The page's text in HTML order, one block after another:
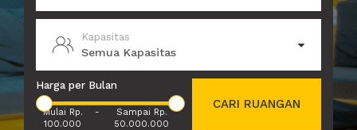
Kapasitas
Semua Kapasitas
Harga per Bulan
Mulai Rp.
100.000
-
Sampai Rp.
50.000.000
CARI RUANGAN